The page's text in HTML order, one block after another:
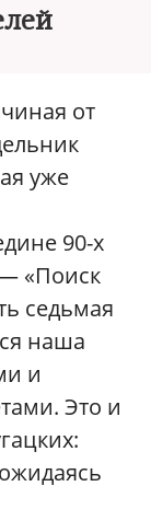
от
уже
90-х
«Поиск
седьмая
наша
и
Это и